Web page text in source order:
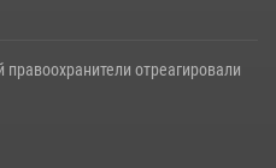
отреагировали